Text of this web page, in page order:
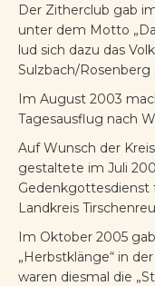
Der Zitherclub gab
unter dem Motto
lud sich dazu das
Sulzbach/Rosenberg
Im August 2003
Tagesausflug nach
Auf Wunsch der
gestaltete im Juli
Gedenkgottesdienst
Landkreis
Im Oktober 2005
„Herbstklänge“ in
waren diesmal die